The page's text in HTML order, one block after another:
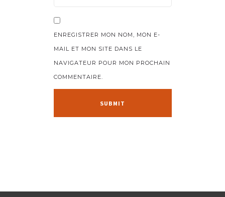
ENREGISTRER MON NOM, MON E-
MAIL ET MON SITE DANS LE
NAVIGATEUR POUR MON PROCHAIN
COMMENTAIRE.